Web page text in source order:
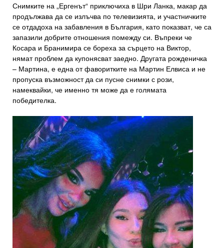
Снимките на „Ергенът“ приключиха в Шри Ланка, макар да
продължава да се излъчва по телевизията, и участничките
се отдадоха на забавления в България, като показват, че са
запазили добрите отношения помежду си. Въпреки че
Косара и Бранимира се бореха за сърцето на Виктор,
нямат проблем да купонясват заедно. Другата рожденичка
– Мартина, е една от фаворитките на Мартин Елвиса и не
пропуска възможност да си пусне снимки с рози,
намеквайки, че именно тя може да е голямата
победителка.